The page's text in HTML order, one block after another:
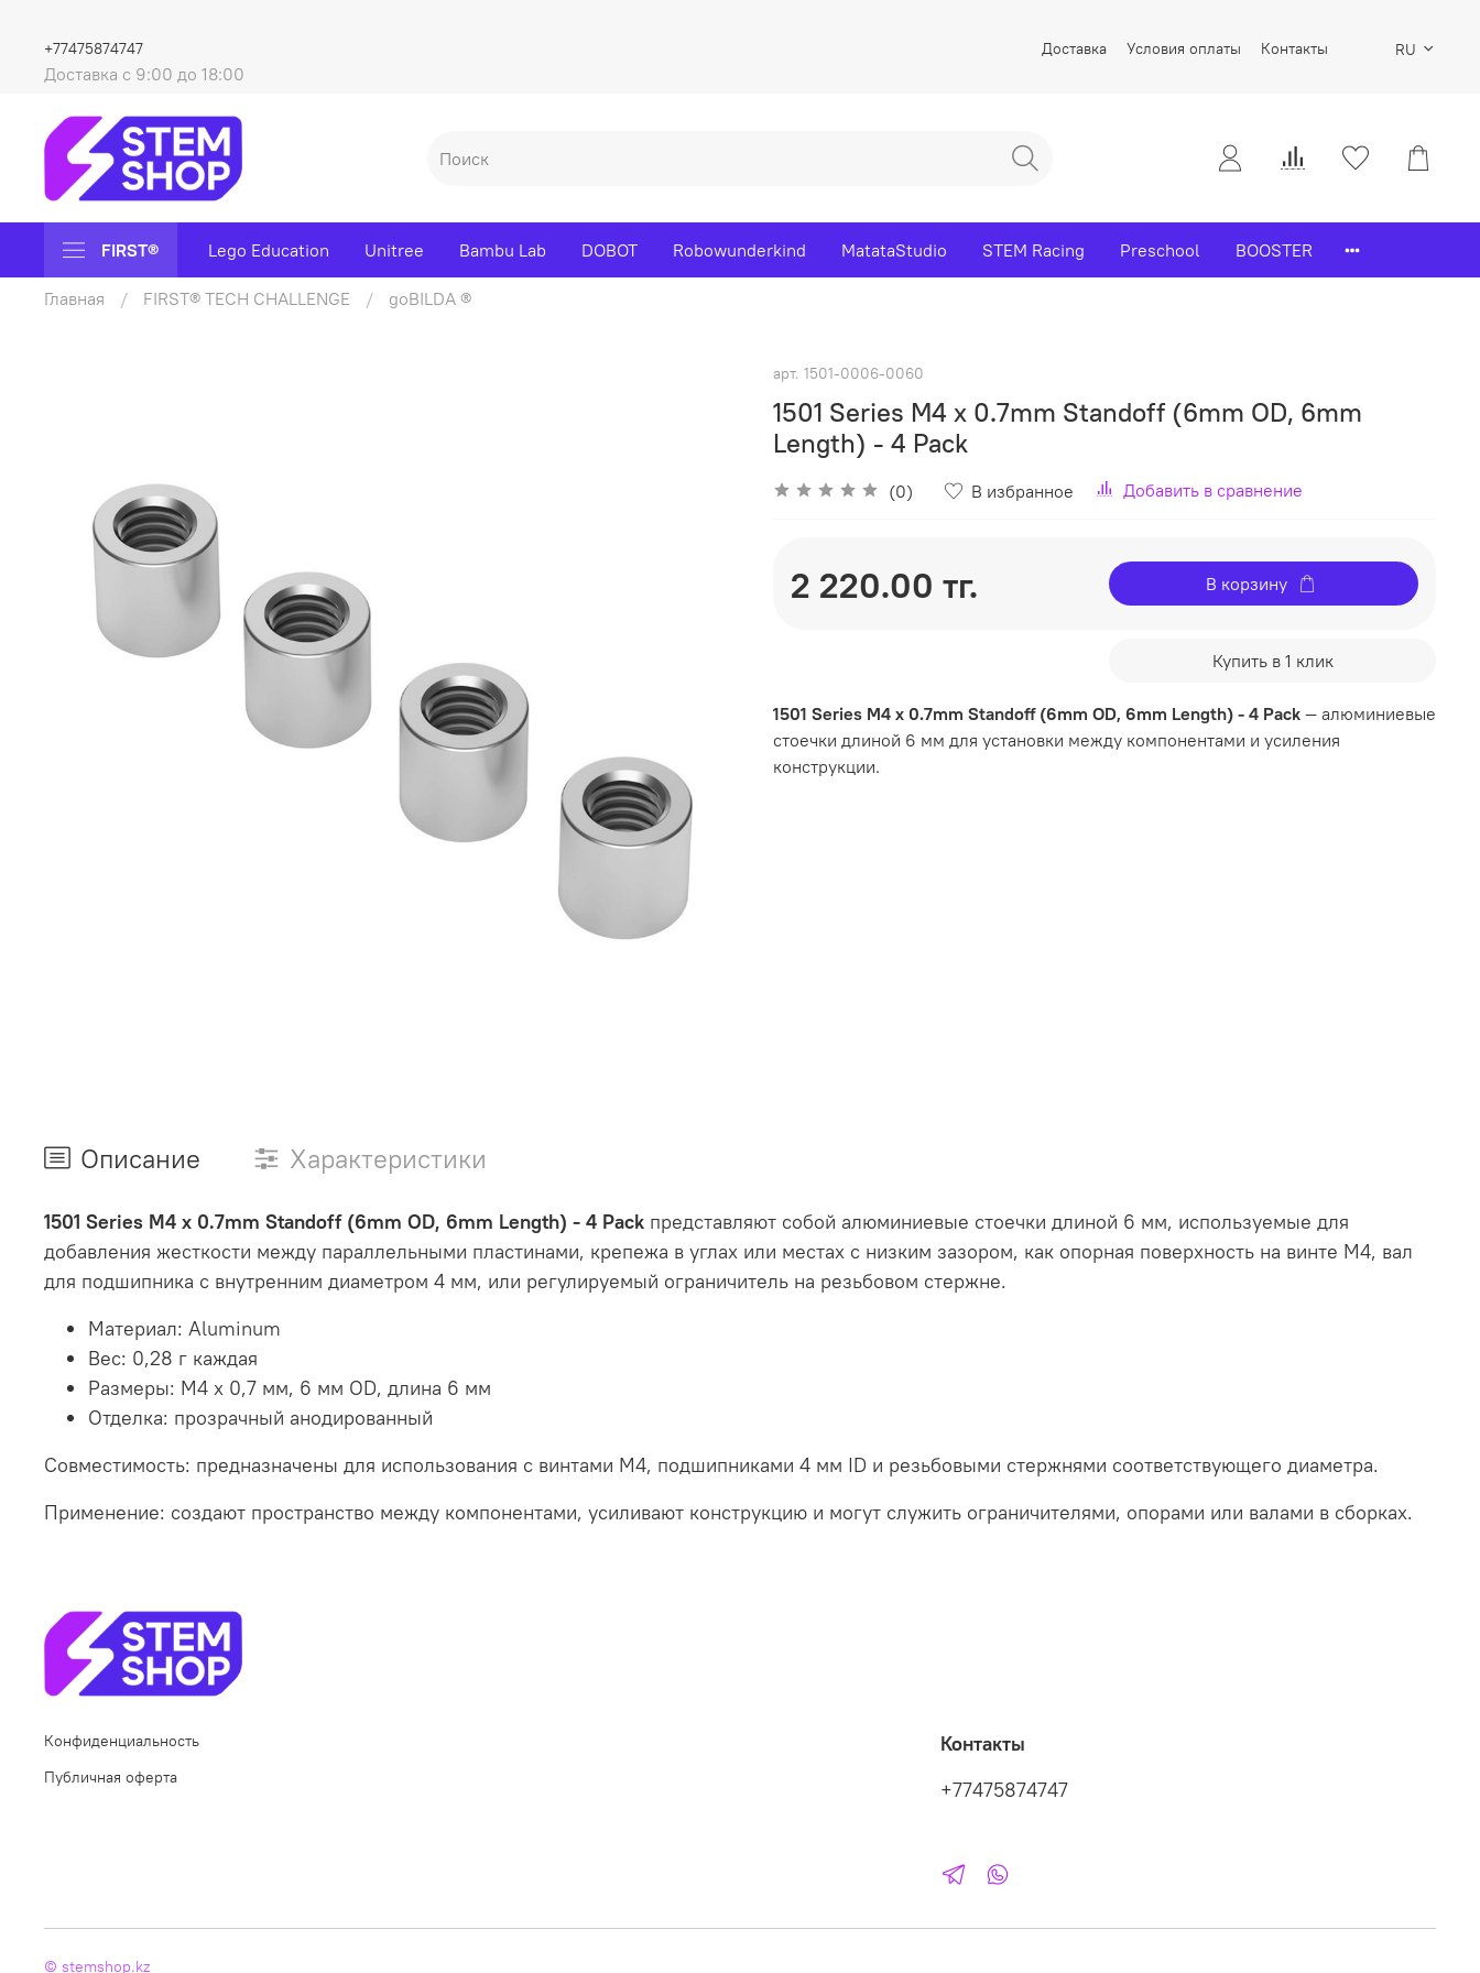
Доставка Условия оплаты Контакты
Доставка с 9:00 до 18:00
+77475874747 RU
FIRST® Lego Education Unitree Bambu Lab DOBOT Robowunderkind MatataStudio STEM Racing Preschool BOOSTER
Главная FIRST® TECH CHALLENGE goBILDA ®
арт. 1501-0006-0060
1501 Series M4 x 0.7mm Standoff (6mm OD, 6mm
Length) - 4 Pack
(0) В избранное Добавить в сравнение
2 220.00 тг. В корзину
Купить в 1 клик
1501 Series M4 x 0.7mm Standoff (6mm OD, 6mm Length) - 4 Pack — алюминиевые
стоечки длиной 6 мм для установки между компонентами и усиления
конструкции.
Описание Характеристики
1501 Series M4 x 0.7mm Standoff (6mm OD, 6mm Length) - 4 Pack представляют собой алюминиевые стоечки длиной 6 мм, используемые для
добавления жесткости между параллельными пластинами, крепежа в углах или местах с низким зазором, как опорная поверхность на винте M4, вал
для подшипника с внутренним диаметром 4 мм, или регулируемый ограничитель на резьбовом стержне.
Материал: Aluminum
Вес: 0,28 г каждая
Размеры: M4 x 0,7 мм, 6 мм OD, длина 6 мм
Отделка: прозрачный анодированный
Совместимость: предназначены для использования с винтами M4, подшипниками 4 мм ID и резьбовыми стержнями соответствующего диаметра.
Применение: создают пространство между компонентами, усиливают конструкцию и могут служить ограничителями, опорами или валами в сборках.
Конфиденциальность
Публичная оферта
Контакты
+77475874747
© stemshop.kz